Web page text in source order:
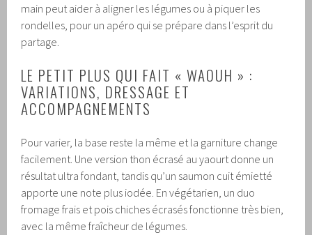
main peut aider à aligner les légumes ou à piquer les
rondelles, pour un apéro qui se prépare dans l’esprit du
partage.
LE PETIT PLUS QUI FAIT « WAOUH » :
VARIATIONS, DRESSAGE ET
ACCOMPAGNEMENTS
Pour varier, la base reste la même et la garniture change
facilement. Une version thon écrasé au yaourt donne un
résultat ultra fondant, tandis qu’un saumon cuit émietté
apporte une note plus iodée. En végétarien, un duo
fromage frais et pois chiches écrasés fonctionne très bien,
avec la même fraîcheur de légumes.